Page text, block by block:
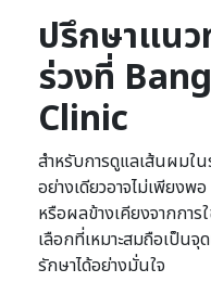
ปรึกษาแน
ร่วงที่
Clinic
สำหรับการดูแลเส้นผมใน
อย่างเดียวอาจไม่เพียง
หรือผลข้างเคียงจากกา
เลือกที่เหมาะสมถือเป็น
รักษาได้อย่างมั่นใจ